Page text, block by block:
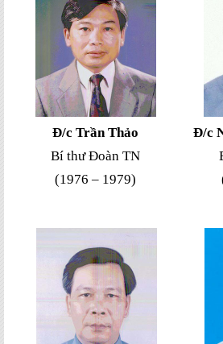
Đ/c Trần Thảo
Bí thư Đoàn TN
(1976 – 1979)
Đ/c